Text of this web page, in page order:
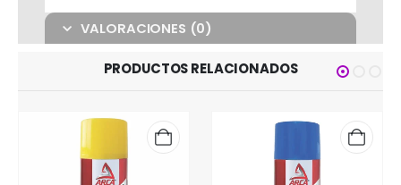
VALORACIONES (0)
PRODUCTOS RELACIONADOS